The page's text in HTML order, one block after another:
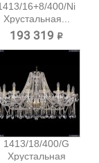
16+8/400/Ni
Хрустальная...
193 319 ₽
1413/18/400/G
Хрустальная